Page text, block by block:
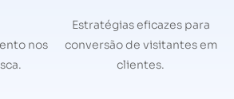
nos
Estratégias eficazes para
conversão de visitantes em
clientes.